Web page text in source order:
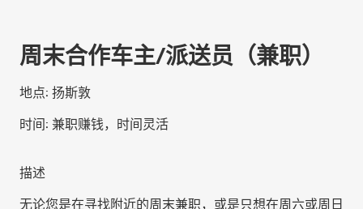
周末合作车主/派送员（兼职）
地点: 扬斯敦
时间: 兼职赚钱，时间灵活
描述
无论您是在寻找附近的周末兼职，或是只想在周六或周日